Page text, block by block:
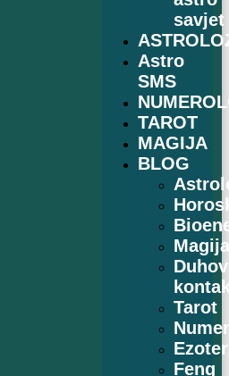
savjet
Astro
SMS
TAROT
MAGIJA
BLOG
Tarot
Feng